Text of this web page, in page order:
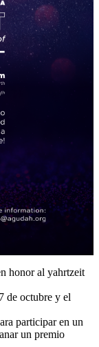
honor al yahrtzeit
de octubre y el
participar en un
un premio